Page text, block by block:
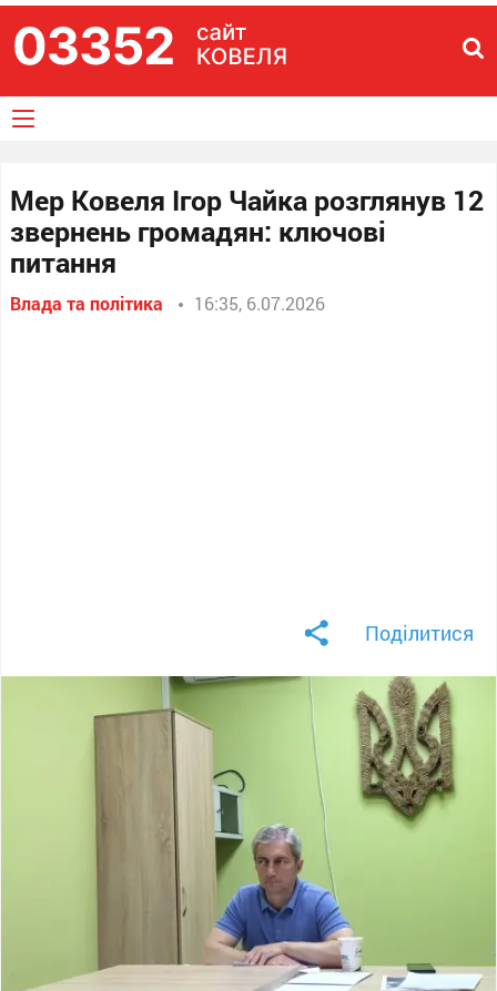
Мер Ковеля Ігор Чайка розглянув 12
звернень громадян: ключові
питання
Влада та політика 16:35, 6.07.2026
Поділитися